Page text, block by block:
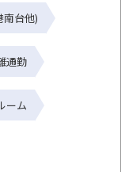
南台他)
通勤
ーム